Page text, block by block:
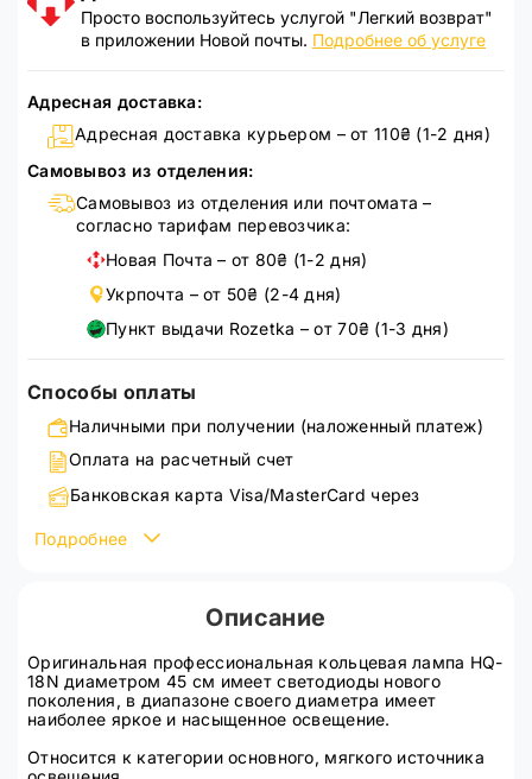
Просто воспользуйтесь услугой "Легкий возврат"
в приложении Новой почты. Подробнее об услуге
Адресная доставка:
Адресная доставка курьером – от 110₴ (1-2 дня)
Самовывоз из отделения:
Самовывоз из отделения или почтомата –
согласно тарифам перевозчика:
Новая Почта – от 80₴ (1-2 дня)
Укрпочта – от 50₴ (2-4 дня)
Пункт выдачи Rozetka – от 70₴ (1-3 дня)
Способы оплаты
Наличными при получении (наложенный платеж)
Оплата на расчетный счет
Банковская карта Visa/MasterCard через
Подробнее ознакомиться со способами оплаты можно
Подробнее
Описание
Оригинальная профессиональная кольцевая лампа HQ-
18N диаметром 45 см имеет светодиоды нового
поколения, в диапазоне своего диаметра имеет
наиболее яркое и насыщенное освещение.
Относится к категории основного, мягкого источника